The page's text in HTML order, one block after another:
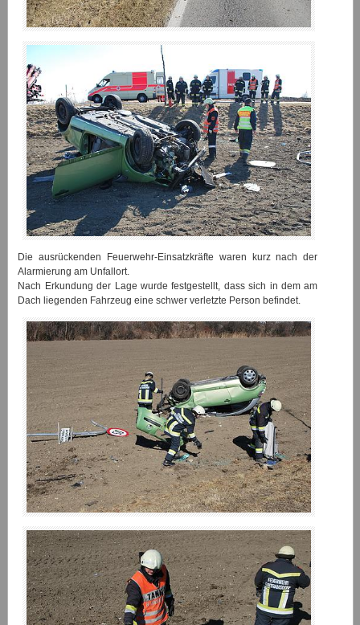
Die ausrückenden Feuerwehr-Einsatzkräfte waren kurz nach der
Alarmierung am Unfallort.
Nach Erkundung der Lage wurde festgestellt, dass sich in dem am
Dach liegenden Fahrzeug eine schwer verletzte Person befindet.